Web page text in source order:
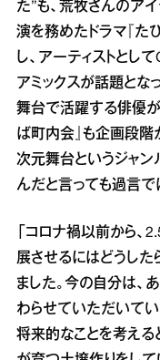
た”も、荒牧さんのア
演を務めたドラマ『た
し、アーティストとし
アミックスが話題とな
舞台で活躍する俳優が
ば町内会』も企画段階
次元舞台というジャン
んだと言っても過言で
「コロナ禍以前から、
展させるにはどうした
ました。今の自分は、
わらせていただいてい
将来的なことを考え